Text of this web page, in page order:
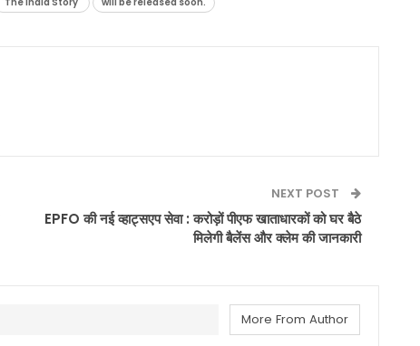
NEXT POST
EPFO की नई व्हाट्सएप सेवा : करोड़ों पीएफ खाताधारकों को घर बैठे
मिलेगी बैलेंस और क्लेम की जानकारी
More From Author